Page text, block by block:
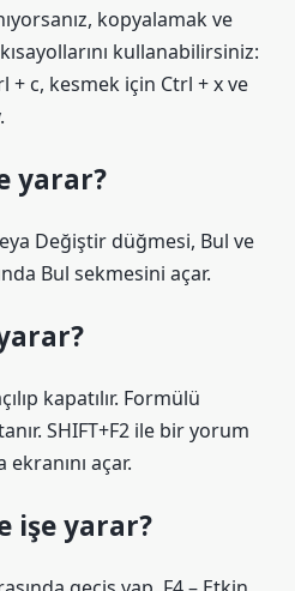
kopyalamak ve
kullanabilirsiniz:
+ c, kesmek için Ctrl + x ve
yarar?
Değiştir düğmesi, Bul ve
Bul sekmesini açar.
kapatılır. Formülü
SHIFT+F2 ile bir yorum
ekranını açar.
işe yarar?